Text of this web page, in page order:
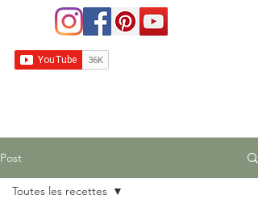
Post
Toutes les recettes